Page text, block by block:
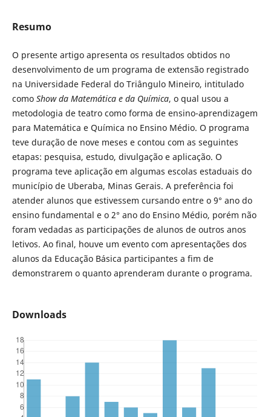
Resumo
O presente artigo apresenta os resultados obtidos no
desenvolvimento de um programa de extensão registrado
na Universidade Federal do Triângulo Mineiro, intitulado
como Show da Matemática e da Química, o qual usou a
metodologia de teatro como forma de ensino-aprendizagem
para Matemática e Química no Ensino Médio. O programa
teve duração de nove meses e contou com as seguintes
etapas: pesquisa, estudo, divulgação e aplicação. O
programa teve aplicação em algumas escolas estaduais do
município de Uberaba, Minas Gerais. A preferência foi
atender alunos que estivessem cursando entre o 9° ano do
ensino fundamental e o 2° ano do Ensino Médio, porém não
foram vedadas as participações de alunos de outros anos
letivos. Ao final, houve um evento com apresentações dos
alunos da Educação Básica participantes a fim de
demonstrarem o quanto aprenderam durante o programa.
Downloads